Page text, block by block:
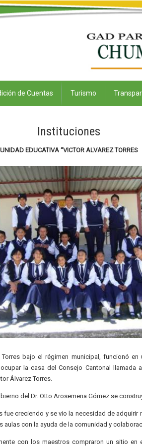
de Cuentas Turismo
Instituciones
UNIDAD EDUCATIVA “VICTOR ALVAREZ TORRES
bajo el régimen municipal, funcionó
la casa del Consejo Cantonal
Álvarez Torres.
del Dr. Otto Arosemena Gómez se
creciendo y se vio la necesidad de adquirir
con la ayuda de la comunidad y
con los maestros compraron un sitio